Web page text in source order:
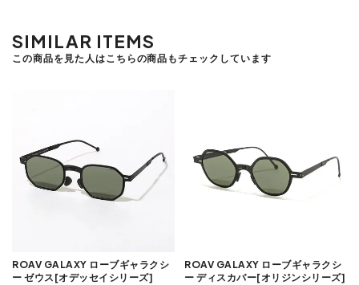
SIMILAR ITEMS
この商品を見た人はこちらの商品もチェックしています
ROAV GALAXY ローブギャラクシ
ー ゼウス[オデッセイシリーズ]
ROAV GALAXY ローブギャラクシ
ー ディスカバー[オリジンシリーズ]